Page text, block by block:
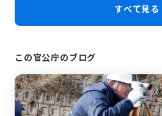
すべて見る
この官公庁のブログ